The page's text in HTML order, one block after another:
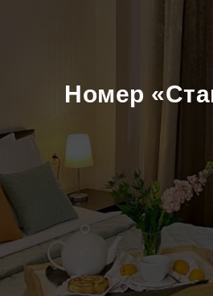
Номер